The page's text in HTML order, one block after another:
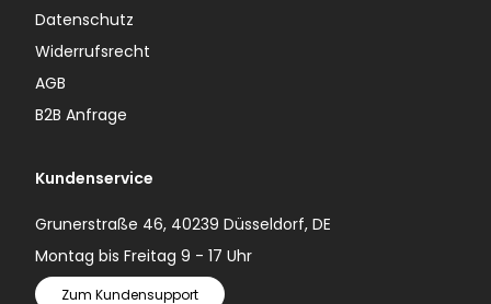
Datenschutz
Widerrufsrecht
AGB
B2B Anfrage
Kundenservice
Grunerstraße 46, 40239 Düsseldorf, DE
Montag bis Freitag 9 - 17 Uhr
Zum Kundensupport